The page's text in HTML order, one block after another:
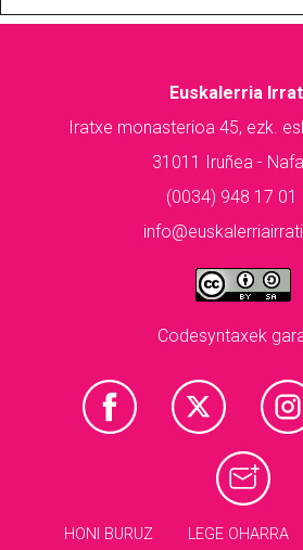
Euskalerria
Iratxe monasterioa 45, ezk.
31011 Iruñea -
(0034) 948 17 01
Codesyntaxek
HONI BURUZ LEGE OHARRA